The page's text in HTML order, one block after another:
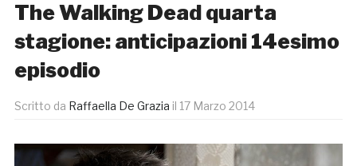
The Walking Dead quarta
stagione: anticipazioni 14esimo
episodio
Scritto da Raffaella De Grazia il 17 Marzo 2014